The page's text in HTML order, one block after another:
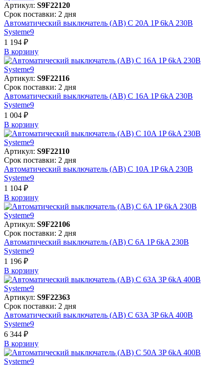
Артикул: S9F22120
Срок поставки: 2 дня
Автоматический выключатель (АВ) C 20A 1P 6kA 230В
Systeme9
1 194 ₽
В корзинy
Артикул: S9F22116
Срок поставки: 2 дня
Автоматический выключатель (АВ) C 16A 1P 6kA 230В
Systeme9
1 004 ₽
В корзинy
Артикул: S9F22110
Срок поставки: 2 дня
Автоматический выключатель (АВ) C 10A 1P 6kA 230В
Systeme9
1 104 ₽
В корзинy
Артикул: S9F22106
Срок поставки: 2 дня
Автоматический выключатель (АВ) C 6A 1P 6kA 230В
Systeme9
1 196 ₽
В корзинy
Артикул: S9F22363
Срок поставки: 2 дня
Автоматический выключатель (АВ) C 63A 3P 6kA 400В
Systeme9
6 344 ₽
В корзинy